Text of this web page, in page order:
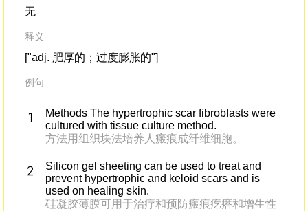
无
释义
["adj. 肥厚的；过度膨胀的"]
例句
Methods The hypertrophic scar fibroblasts were
cultured with tissue culture method.
方法用组织块法培养人瘢痕成纤维细胞。
Silicon gel sheeting can be used to treat and
prevent hypertrophic and keloid scars and is
used on healing skin.
硅凝胶薄膜可用于治疗和预防瘢痕疙瘩和增生性